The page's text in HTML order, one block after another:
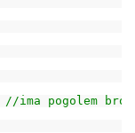
//ima pogolem broj?